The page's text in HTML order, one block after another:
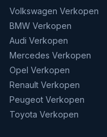
Volkswagen Verkopen
BMW Verkopen
Audi Verkopen
Mercedes Verkopen
Opel Verkopen
Renault Verkopen
Peugeot Verkopen
Toyota Verkopen